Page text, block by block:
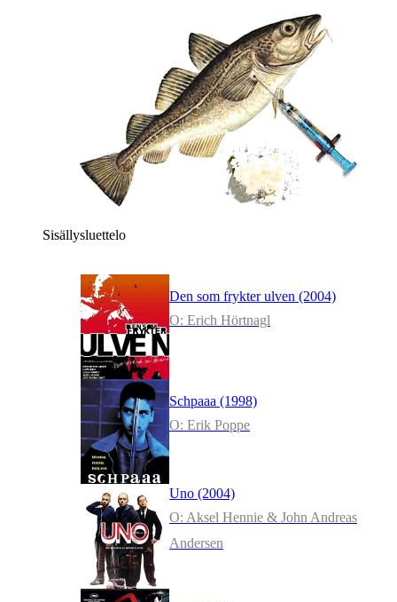
Sisällysluettelo
Den som frykter ulven (2004)
O: Erich Hörtnagl
Schpaaa (1998)
O: Erik Poppe
Uno (2004)
O: Aksel Hennie & John Andreas
Andersen